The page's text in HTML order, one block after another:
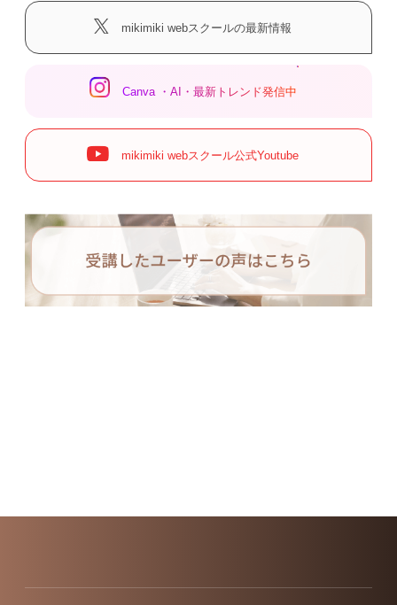
mikimiki webスクールの最新情報
Canva ・AI・最新トレンド発信中
mikimiki webスクール公式Youtube